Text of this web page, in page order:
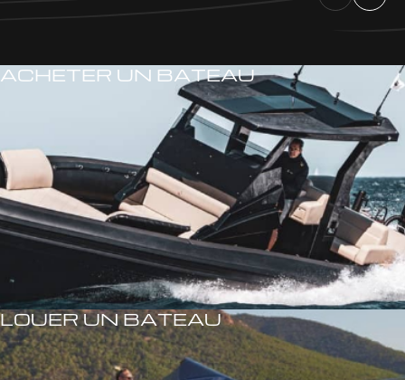
ACHETER UN BATEAU
LOUER UN BATEAU